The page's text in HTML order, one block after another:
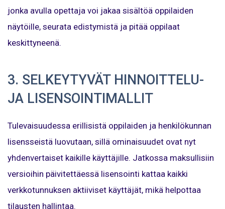
jonka avulla opettaja voi jakaa sisältöä oppilaiden
näytöille, seurata edistymistä ja pitää oppilaat
keskittyneenä.
3. SELKEYTYVÄT HINNOITTELU-
JA LISENSOINTIMALLIT
Tulevaisuudessa erillisistä oppilaiden ja henkilökunnan
lisensseistä luovutaan, sillä ominaisuudet ovat nyt
yhdenvertaiset kaikille käyttäjille. Jatkossa maksullisiin
versioihin päivitettäessä lisensointi kattaa kaikki
verkkotunnuksen aktiiviset käyttäjät, mikä helpottaa
tilausten hallintaa.